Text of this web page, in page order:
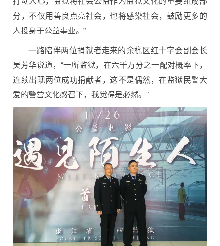
分，不仅用善良点亮社会，也将感染社会，鼓励更多的
人投身于公益事业。”
一路陪伴两位捐献者走来的余杭区红十字会副会长
吴芳华说道，“一所监狱，在六千万分之一配对概率下，
连续出现两位成功捐献者，这不是偶然，在监狱民警大
爱的警营文化感召下，我觉得是必然。”